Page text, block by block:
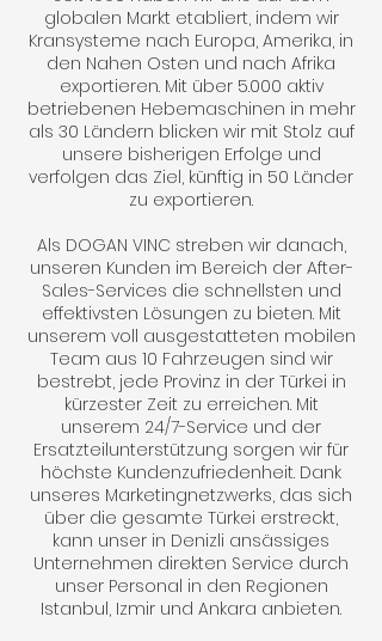
globalen Markt etabliert, indem wir
Kransysteme nach Europa, Amerika, in
den Nahen Osten und nach Afrika
exportieren. Mit über 5.000 aktiv
betriebenen Hebemaschinen in mehr
als 30 Ländern blicken wir mit Stolz auf
unsere bisherigen Erfolge und
verfolgen das Ziel, künftig in 50 Länder
zu exportieren.
Als DOGAN VINC streben wir danach,
unseren Kunden im Bereich der After-
Sales-Services die schnellsten und
effektivsten Lösungen zu bieten. Mit
unserem voll ausgestatteten mobilen
Team aus 10 Fahrzeugen sind wir
bestrebt, jede Provinz in der Türkei in
kürzester Zeit zu erreichen. Mit
unserem 24/7-Service und der
Ersatzteilunterstützung sorgen wir für
höchste Kundenzufriedenheit. Dank
unseres Marketingnetzwerks, das sich
über die gesamte Türkei erstreckt,
kann unser in Denizli ansässiges
Unternehmen direkten Service durch
unser Personal in den Regionen
Istanbul, Izmir und Ankara anbieten.